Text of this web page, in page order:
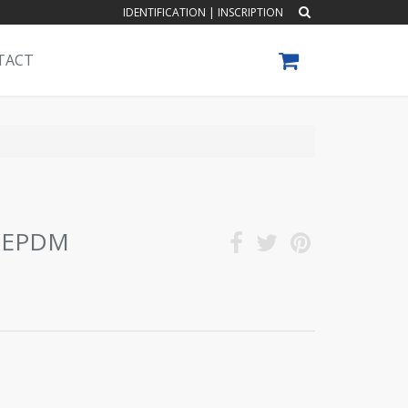
IDENTIFICATION | INSCRIPTION